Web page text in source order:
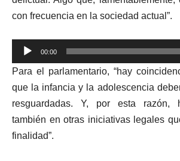
con frecuencia en la sociedad actual”.
Reproductor
de
audio
00:00
Para el parlamentario, “hay
que la infancia y la adolescencia
resguardadas. Y, por esta razón,
también en otras iniciativas legales
finalidad”.